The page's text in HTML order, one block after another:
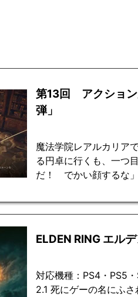
第13回 アクション
弾」
魔法学院レアルカリア
る円卓に行くも、一つ
だ！ でかい顔するな
ELDEN RING エル
対応機種：PS4・PS5
2.1 死にゲーの名にふ